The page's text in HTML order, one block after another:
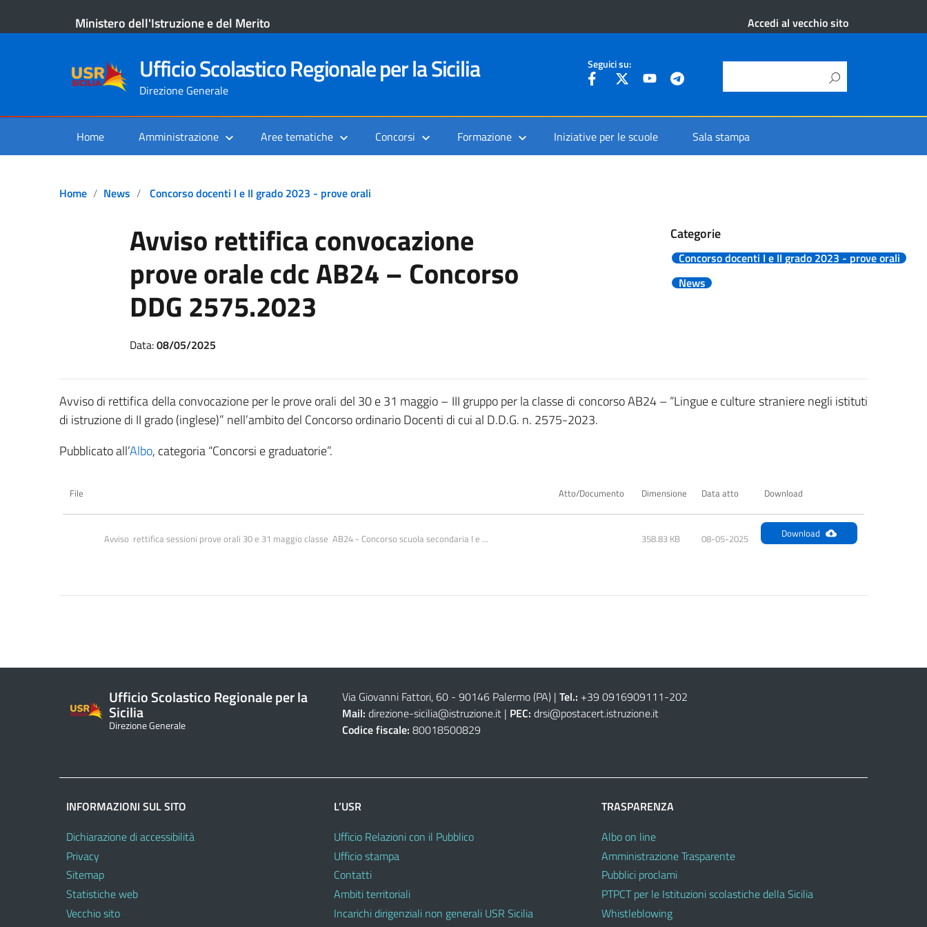
Ministero dell'Istruzione e del Merito Accedi al vecchio sito
Ufficio Scolastico Regionale per la Sicilia
Direzione Generale
Seguici su:
Home Amministrazione Aree tematiche Concorsi Formazione Iniziative per le scuole Sala stampa
Home News Concorso docenti I e II grado 2023 - prove orali
Avviso rettifica convocazione
prove orale cdc AB24 – Concorso
DDG 2575.2023
Categorie
Concorso docenti I e II grado 2023 - prove orali
News
Data:08/05/2025
Avviso di rettifica della convocazione per le prove orali del 30 e 31 maggio – III gruppo per la classe di concorso AB24 – “Lingue e culture straniere negli istituti
di istruzione di II grado (inglese)” nell’ambito del Concorso ordinario Docenti di cui al D.D.G. n. 2575-2023.
Pubblicato all’Albo, categoria “Concorsi e graduatorie”.
File Atto/Documento Dimensione Data atto Download
Avviso  rettifica sessioni prove orali 30 e 31 maggio classe  AB24 - Concorso scuola secondaria I e ... 358.83 KB 08-05-2025 Download
Ufficio Scolastico Regionale per la
Sicilia
Direzione Generale
Via Giovanni Fattori, 60 - 90146 Palermo (PA)| Tel.: +39 0916909111-202
Mail: direzione-sicilia@istruzione.it| PEC: drsi@postacert.istruzione.it
Codice fiscale: 80018500829
INFORMAZIONI SUL SITO
Dichiarazione di accessibilità
Privacy
Sitemap
Statistiche web
Vecchio sito
L’USR
Ufficio Relazioni con il Pubblico
Ufficio stampa
Contatti
Ambiti territoriali
Incarichi dirigenziali non generali USR Sicilia
TRASPARENZA
Albo on line
Amministrazione Trasparente
Pubblici proclami
PTPCT per le Istituzioni scolastiche della Sicilia
Whistleblowing